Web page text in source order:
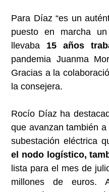
Para Díaz “es un
puesto en marcha
llevaba 15 años
pandemia Juanma
Gracias a la
la consejera.
Rocío Díaz ha
que avanzan también
subestación eléctrica
el nodo logístico,
lista para el mes de
millones de euros.